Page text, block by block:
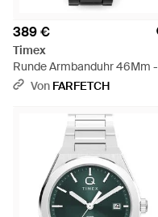
389 €
Timex
Runde Armbanduhr 46Mm -
Schwarz
Von FARFETCH